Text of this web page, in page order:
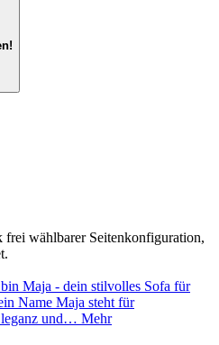
frei wählbarer Seitenkonfiguration,
Maja - dein stilvolles Sofa für
Name Maja steht für
und… Mehr